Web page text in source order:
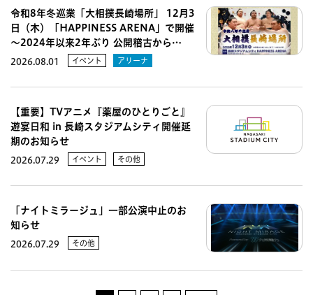
令和8年冬巡業「大相撲長崎場所」 12月3
日（木）「HAPPINESS ARENA」で開催
～2024年以来2年ぶり 公開稽古から…
2026.08.01 イベント アリーナ
【重要】TVアニメ『薬屋のひとりごと』
遊宴日和 in 長崎スタジアムシティ開催延
期のお知らせ
2026.07.29 イベント その他
「ナイトミラージュ」一部公演中止のお
知らせ
2026.07.29 その他